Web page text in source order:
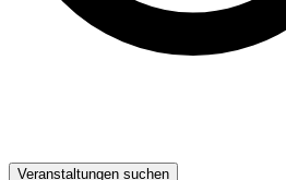
Veranstaltungen suchen